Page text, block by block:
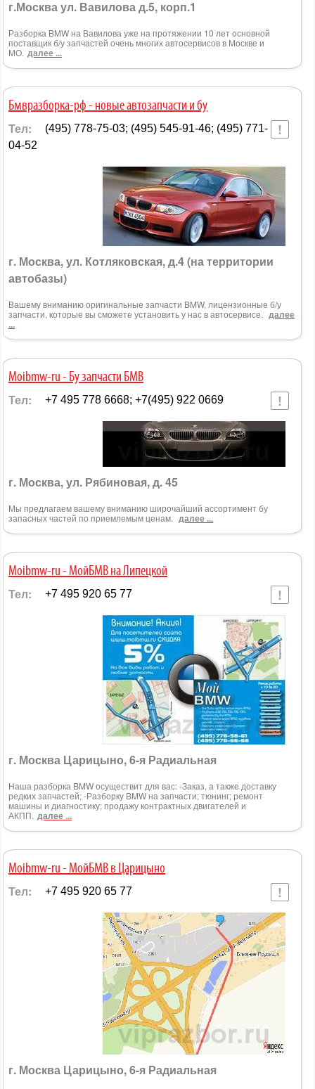
г.Москва ул. Вавилова д.5, корп.1
Разборка BMW на Вавилова уже на протяжении 10 лет основной
поставщик б/у запчастей очень многих автосервисов в Москве и
МО. далее ...
Бмвразборка-рф - новые автозапчасти и бу
Тел:
(495) 778-75-03; (495) 545-91-46; (495) 771-
04-52
г. Москва, ул. Котляковская, д.4 (на территории
автобазы)
Вашему вниманию оригинальные запчасти BMW, лицензионные б/у
запчасти, которые вы сможете установить у нас в автосервисе. далее
...
Moibmw-ru - Бу запчасти БМВ
Тел: +7 495 778 6668; +7(495) 922 0669
г. Москва, ул. Рябиновая, д. 45
Мы предлагаем вашему вниманию широчайший ассортимент бу
запасных частей по приемлемым ценам. далее ...
Moibmw-ru - МойБМВ на Липецкой
Тел: +7 495 920 65 77
г. Москва Царицыно, 6-я Радиальная
Наша разборка BMW осуществит для вас: -Заказ, а также доставку
редких запчастей; -Разборку BMW на запчасти; тюнинг; ремонт
машины и диагностику; продажу контрактных двигателей и
АКПП. далее ...
Moibmw-ru - МойБМВ в Царицыно
Тел: +7 495 920 65 77
г. Москва Царицыно, 6-я Радиальная